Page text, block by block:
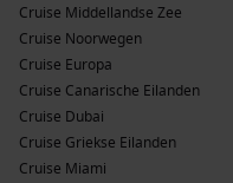
Cruise Middellandse Zee
Cruise Noorwegen
Cruise Europa
Cruise Canarische Eilanden
Cruise Dubai
Cruise Griekse Eilanden
Cruise Miami